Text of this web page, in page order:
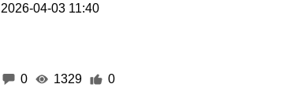
2026-04-03 11:40
0 1329 0